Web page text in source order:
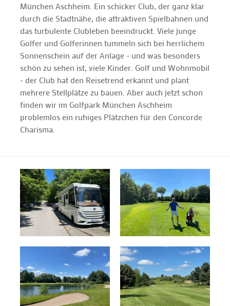
München Aschheim. Ein schicker Club, der ganz klar
durch die Stadtnähe, die attraktiven Spielbahnen und
das turbulente Clubleben beeindruckt. Viele junge
Golfer und Golferinnen tummeln sich bei herrlichem
Sonnenschein auf der Anlage - und was besonders
schön zu sehen ist, viele Kinder. Golf und Wohnmobil
- der Club hat den Reisetrend erkannt und plant
mehrere Stellplätze zu bauen. Aber auch jetzt schon
finden wir im Golfpark München Aschheim
problemlos ein ruhiges Plätzchen für den Concorde
Charisma.